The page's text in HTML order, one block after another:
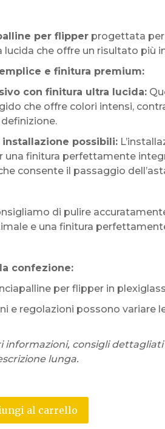
per flipperprogettata per
lucida che offre un risultato più
e finitura premium:
con finitura ultra lucida:
che offre colori intensi,
possibili:
una finitura perfettamente
consente il passaggio
di pulire
e una finitura
confezione:
per flipper in
e regolazioni possono variare
informazioni, consigli
lunga.
al carrello